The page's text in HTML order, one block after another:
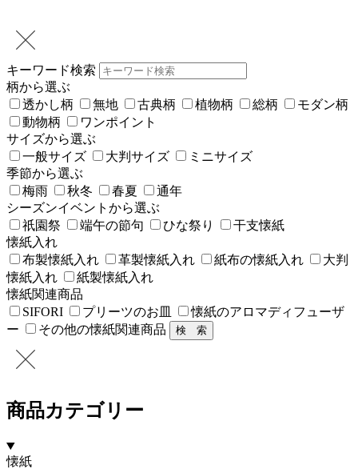
キーワード検索
柄から選ぶ
透かし柄
無地 古典柄 植物柄 総柄
モダン柄
動物柄
ワンポイント
サイズから選ぶ
一般サイズ
大判サイズ
ミニサイズ
季節から選ぶ
梅雨
秋冬 春夏
通年
シーズンイベントから選ぶ
祇園祭
端午の節句 ひな祭り
干支懐紙
懐紙入れ
布製懐紙入れ
革製懐紙入れ 紙布の懐紙入れ
大判
懐紙入れ
紙製懐紙入れ
懐紙関連商品
SIFORI
プリーツのお皿
懐紙のアロマディフューザ
ー
その他の懐紙関連商品
商品カテゴリー
懐紙